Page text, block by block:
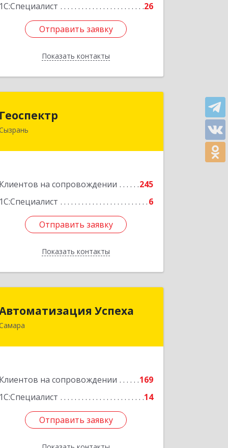
1С:Специалист
26
Отправить заявку
Показать контакты
Отправить заявку
Назад
Геоспектр
Клиентов на сопровождении
245
1С:Специалист
6
Отправить заявку
Показать контакты
446001, Самарская обл, Сызрань г,
Отправить заявку
Назад
Успеха
Клиентов на сопровождении
169
1С:Специалист
14
Отправить заявку
443011, Самарская обл, Самара г, 22
Отправить заявку